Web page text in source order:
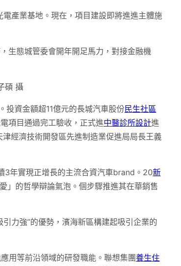
產業基地。現在，項目建設即將進進主體施
生態城管委會開年開足馬力，對接金融機
碩 攝
投資金額超11億元的長城汽車股份民生社區
項目通過完工驗收，正式進中醫診所設計進
津經濟技術開發區先進制造業促進局局長王義
3年實現正增長的主流合資汽車brand。20新
」的哲學辯論氣泡。個步驟推進其在華銷售
力強”的優勢，濱海新區構建起吸引企業的
用等前沿領域的研發職能。聯想集團養生住